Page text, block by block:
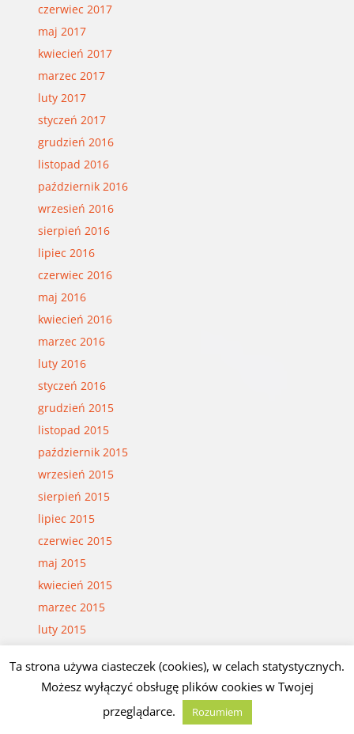
czerwiec 2017
maj 2017
kwiecień 2017
marzec 2017
luty 2017
styczeń 2017
grudzień 2016
listopad 2016
październik 2016
wrzesień 2016
sierpień 2016
lipiec 2016
czerwiec 2016
maj 2016
kwiecień 2016
marzec 2016
luty 2016
styczeń 2016
grudzień 2015
listopad 2015
październik 2015
wrzesień 2015
sierpień 2015
lipiec 2015
czerwiec 2015
maj 2015
kwiecień 2015
marzec 2015
luty 2015
grudzień 2014
listopad 2014
październik 2014
Ta strona używa ciasteczek (cookies), w celach statystycznych.
Możesz wyłączyć obsługę plików cookies w Twojej
przeglądarce.
Rozumiem